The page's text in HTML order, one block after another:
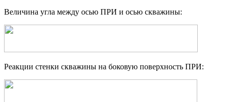
Величина угла между осью ПРИ и осью скважины:
Реакции стенки скважины на боковую поверхность ПРИ: